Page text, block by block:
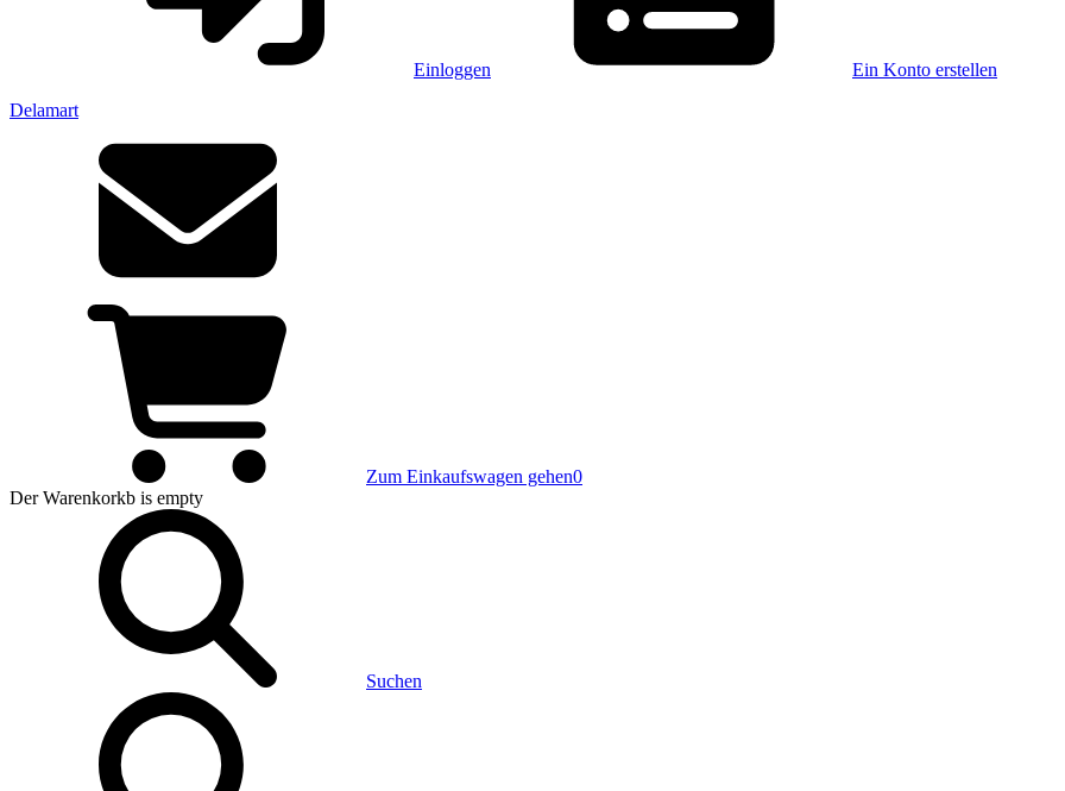
Einloggen Ein Konto erstellen
Delamart
Zum Einkaufswagen gehen0
Der Warenkorkb is empty
Suchen